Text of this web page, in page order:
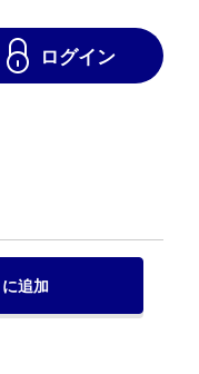
ログイン
に追加